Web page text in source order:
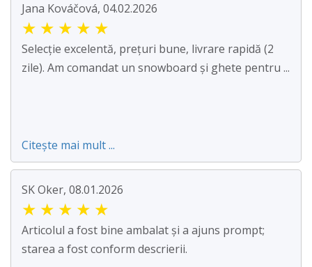
Jana Kováčová, 04.02.2026
★ ★ ★ ★ ★
Selecție excelentă, prețuri bune, livrare rapidă (2
zile). Am comandat un snowboard și ghete pentru ...
Citește mai mult ...
SK Oker, 08.01.2026
★ ★ ★ ★ ★
Articolul a fost bine ambalat și a ajuns prompt;
starea a fost conform descrierii.